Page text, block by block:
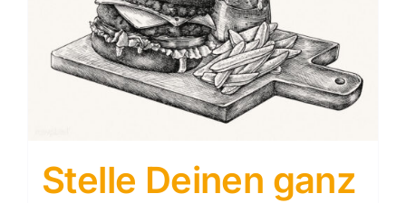
Stelle Deinen ganz